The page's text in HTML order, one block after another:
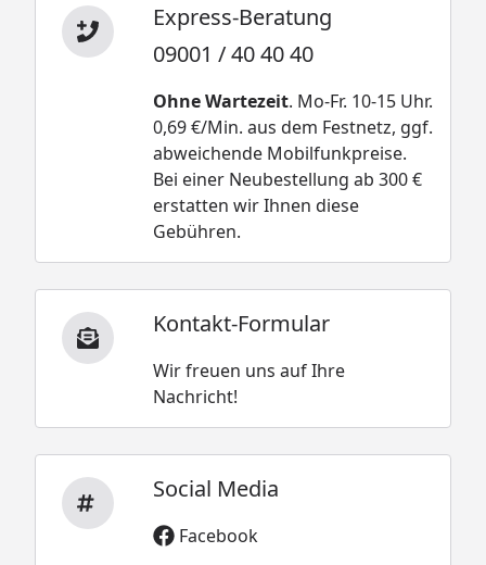
Express-Beratung
09001 / 40 40 40
Ohne Wartezeit. Mo-Fr. 10-15 Uhr.
0,69 €/Min. aus dem Festnetz, ggf.
abweichende Mobilfunkpreise.
Bei einer Neubestellung ab 300 €
erstatten wir Ihnen diese
Gebühren.
Kontakt-Formular
Wir freuen uns auf Ihre
Nachricht!
Social Media
Facebook